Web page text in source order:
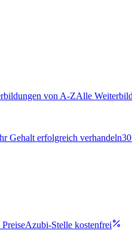
von A-ZAlle
Gehalt erfolgreich verhandeln30
Azubi-Stelle kostenfrei